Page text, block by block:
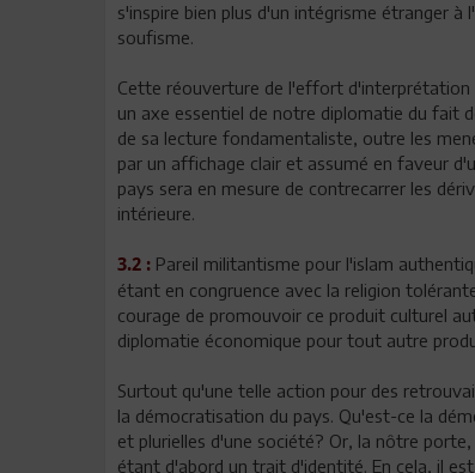
s'inspire bien plus d'un intégrisme étranger
soufisme.
Cette réouverture de l'effort d'interprétation
un axe essentiel de notre diplomatie du fait
de sa lecture fondamentaliste, outre les
par un affichage clair et assumé en faveur
pays sera en mesure de contrecarrer les
intérieure.
3.2 : Pareil militantisme pour l'islam
étant en congruence avec la religion
courage de promouvoir ce produit culturel
diplomatie économique pour tout autre
Surtout qu'une telle action pour des
la démocratisation du pays. Qu'est-ce la
et plurielles d'une société? Or, la nôtre
étant d'abord un trait d'identité. En cela, il